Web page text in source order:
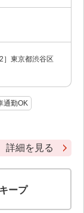
］東京都渋谷区
通勤OK
詳細を見る
キープ